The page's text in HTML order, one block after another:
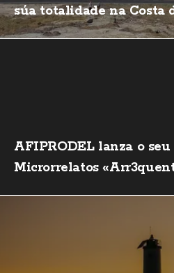
súa totalidade na Costa
AFIPRODEL lanza o
Microrrelatos